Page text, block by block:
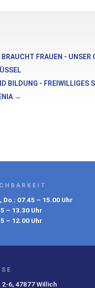
FRAUEN - UNSER
BILDUNG - FREIWILLIGES
→
Do.: 07.45 – 15.00 Uhr
– 13.30 Uhr
– 12.00 Uhr
6, 47877 Willich